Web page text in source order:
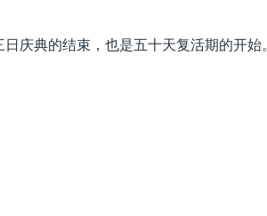
庆典的结束，也是五十天复活期的开始。